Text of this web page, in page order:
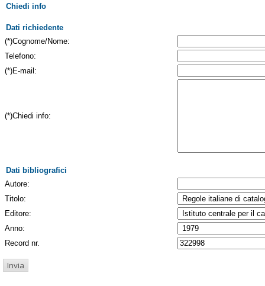
Chiedi info
Dati richiedente
(*)Cognome/Nome:
Telefono:
(*)E-mail:
(*)Chiedi info:
Dati bibliografici
Autore:
Titolo:
Editore:
Anno:
Record nr.